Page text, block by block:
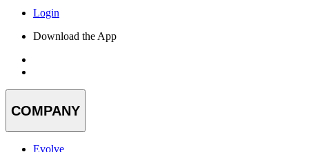
Login
Download the App
COMPANY
Evolve